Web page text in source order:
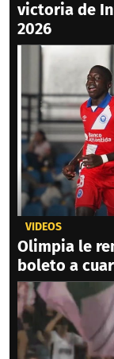
victoria de
2026
VIDEOS
Olimpia le
boleto a